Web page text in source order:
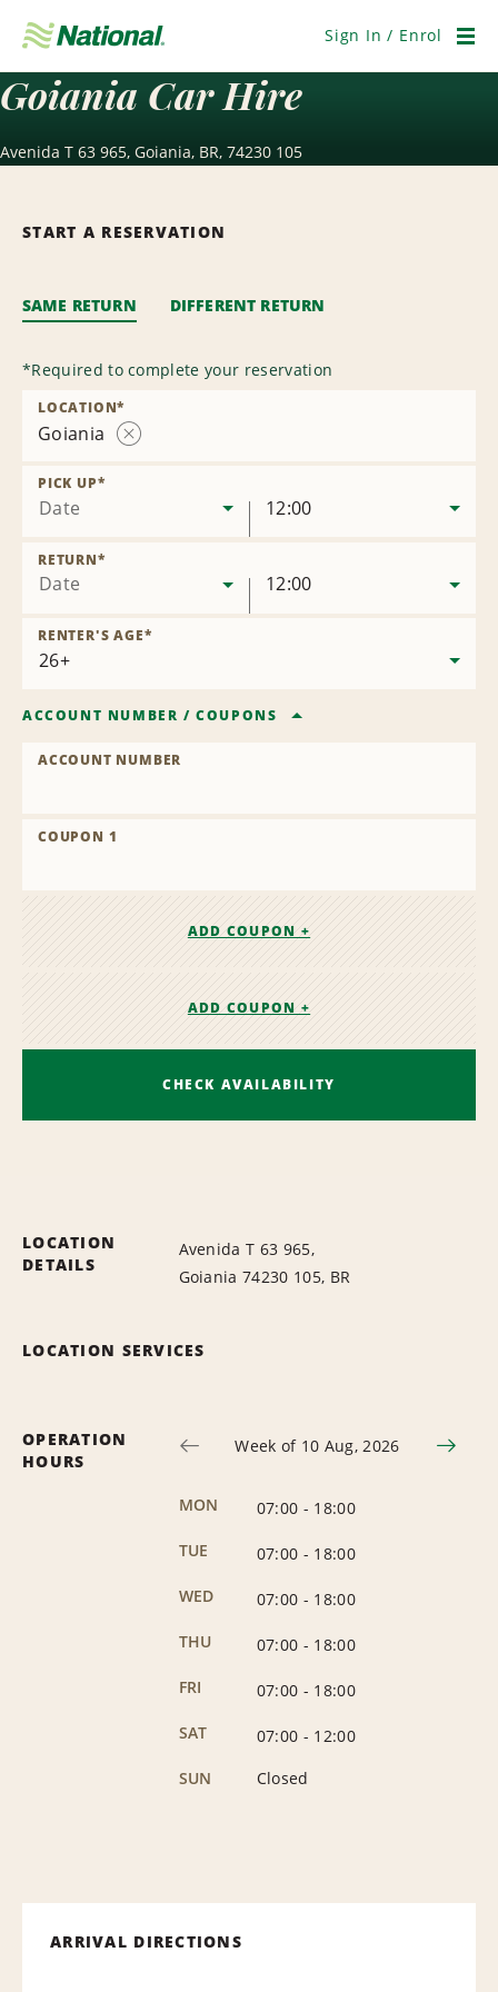
Navigation
Sign In / Enrol
Goiania Car Hire
Avenida T 63 965, Goiania, BR, 74230 105
START A RESERVATION
SAME RETURN DIFFERENT RETURN
*Required to complete your reservation
Goiania
LOCATION*
Date
PICK UP*
12:00
Date
RETURN*
12:00
RENTER'S AGE*
ACCOUNT NUMBER /COUPONS
ACCOUNT NUMBER
COUPON 1
ADD COUPON +
ADD COUPON +
CHECK AVAILABILITY
LOCATION
DETAILS
Avenida T 63 965,
Goiania 74230 105, BR
LOCATION SERVICES
OPERATION
HOURS
Week of 10 Aug, 2026
MON 07:00 - 18:00
TUE
07:00 - 18:00
WED
07:00 - 18:00
THU
07:00 - 18:00
FRI
07:00 - 18:00
SAT
07:00 - 12:00
SUN
Closed
ARRIVAL DIRECTIONS